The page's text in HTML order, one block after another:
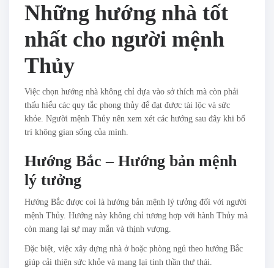
Những hướng nhà tốt
nhất cho người mệnh
Thủy
Việc chọn hướng nhà không chỉ dựa vào sở thích mà còn phải
thấu hiểu các quy tắc phong thủy để đạt được tài lộc và sức
khỏe. Người mệnh Thủy nên xem xét các hướng sau đây khi bố
trí không gian sống của mình.
Hướng Bắc – Hướng bản mệnh
lý tưởng
Hướng Bắc được coi là hướng bản mệnh lý tưởng đối với người
mệnh Thủy. Hướng này không chỉ tương hợp với hành Thủy mà
còn mang lại sự may mắn và thịnh vượng.
Đặc biệt, việc xây dựng nhà ở hoặc phòng ngủ theo hướng Bắc
giúp cải thiện sức khỏe và mang lại tinh thần thư thái.